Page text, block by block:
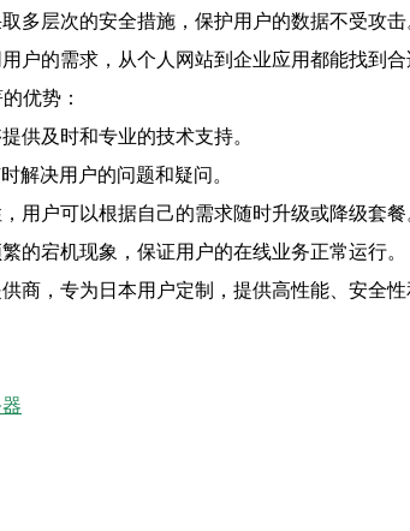
多层次的安全措施，保护用户的数据不受攻击
户的需求，从个人网站到企业应用都能找到合
优势：
供及时和专业的技术支持。
解决用户的问题和疑问。
用户可以根据自己的需求随时升级或降级套餐
的宕机现象，保证用户的在线业务正常运行。
商，专为日本用户定制，提供高性能、安全